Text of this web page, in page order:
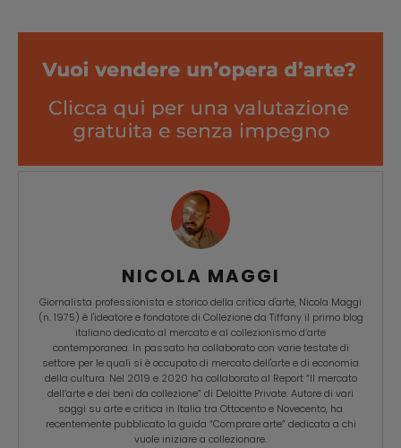
NICOLA MAGGI
Giornalista professionista e storico della critica d'arte, Nicola Maggi
(n. 1975) è l'ideatore e fondatore di Collezione da Tiffany il primo blog
italiano dedicato al mercato e al collezionismo d’arte
contemporanea. In passato ha collaborato con varie testate di
settore per le quali si è occupato di mercato dell'arte e di economia
della cultura. Nel 2019 e 2020 ha collaborato al Report “Il mercato
dell’arte e dei beni da collezione” di Deloitte Private. Autore di vari
saggi su arte e critica in Italia tra Ottocento e Novecento, ha
recentemente pubblicato la guida “Comprare arte” dedicata a chi
vuole iniziare a collezionare.